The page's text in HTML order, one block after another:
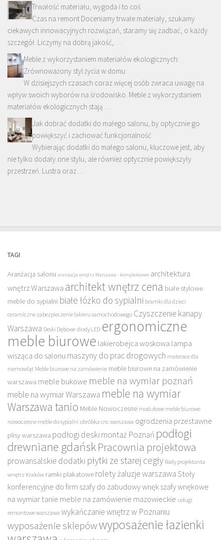
Trwałość materiału, wygoda i to coś
Czas na remont Doceniamy trwałe materiały, szukamy
ciekawych innowacyjnych rozwiązań, staramy się zadbać, o każdy
szczegół. Liczymy na dobrą jakość, …
Meble z wykorzystaniem materiałów ekologicznych:
Zrównoważony styl życia w domu
W dzisiejszych czasach coraz więcej osób zwraca uwagę na
wpływ swoich wyborów na środowisko. Meble z wykorzystaniem
materiałów ekologicznych stają …
Jak dobrać dodatki do małego salonu, by optycznie go
powiększyć i zachować funkcjonalność
Wybierając dodatki do małego salonu, kluczowe jest, aby
nie tylko dodały one stylu, ale również optycznie powiększyły
przestrzeń. Lustra oraz …
TAGI
Aranżacja salonu aranżacja wnętrz Warszawa - kompleksowo architektura
wnętrz Warszawa architekt wnętrz cena białe stylowe
meble do sypialni białe łóżko do sypialni bramki dla dzieci
ceramiczne zabezpieczenie lakieru samochodowego Czyszczenie kanapy
Warszawa Deski Dębowe diody LED ergonomiczne
meble biurowe lakierobejca woskowa lampa
wisząca do salonu maszyny do prac drogowych materace dla
niemowląt Meble biurowe na zamówienie meble biurowe na zamówienie
warszawa meble bukowe meble na wymiar poznań
meble na wymiar Warszawa meble na wymiar
Warszawa tanio Meble Nowoczesne modułowe meble biurowe
nowoczesne meble do sypialni obróbka cnc warszawa ogrodzenia przestawne
plisy warszawa podłogi deski montaż Poznań podłogi
drewniane gdańskPracownia projektowa
prowansalskie dodatki płytki ze starej cegły Rady projektanta
wnętrz Kraków ramki plakatowe rolety żaluzje warszawa Stoły
konferencyjne do firm szafy do zabudowy wnęk szafy wnękowe
na wymiar tanie meble na zamówienie mazowieckie usługi
remontowe warszawa wykańczanie wnętrz w Poznaniu
wyposażenie sklepówwyposażenie łazienki